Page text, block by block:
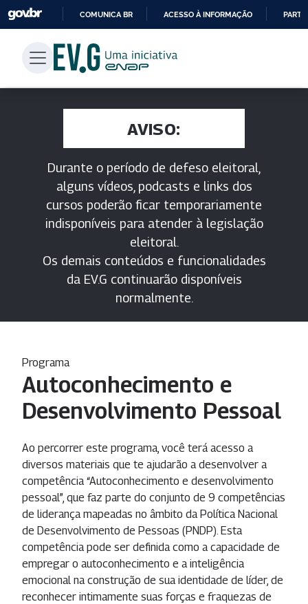
PARA
CONTEÚDO
COMUNICA BR ACESSO À INFORMAÇÃO
AVISO:
Durante o período de defeso eleitoral,
alguns vídeos, podcasts e links dos
cursos poderão ficar temporariamente
indisponíveis para atender à legislação
eleitoral.
Os demais conteúdos e funcionalidades
da EV.G continuarão disponíveis
normalmente.
Programa
Autoconhecimento e
Desenvolvimento Pessoal
Ao percorrer este programa, você terá acesso a
diversos materiais que te ajudarão a desenvolver a
competência “Autoconhecimento e desenvolvimento
pessoal”, que faz parte do conjunto de 9 competências
de liderança mapeadas no âmbito da Política Nacional
de Desenvolvimento de Pessoas (PNDP). Esta
competência pode ser definida como a capacidade de
empregar o autoconhecimento e a inteligência
emocional na construção de sua identidade de líder, de
reconhecer intimamente suas forças e fraquezas de